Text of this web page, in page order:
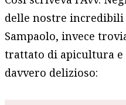
delle nostre
Sampaolo, invece
trattato di apicultura
davvero delizioso: